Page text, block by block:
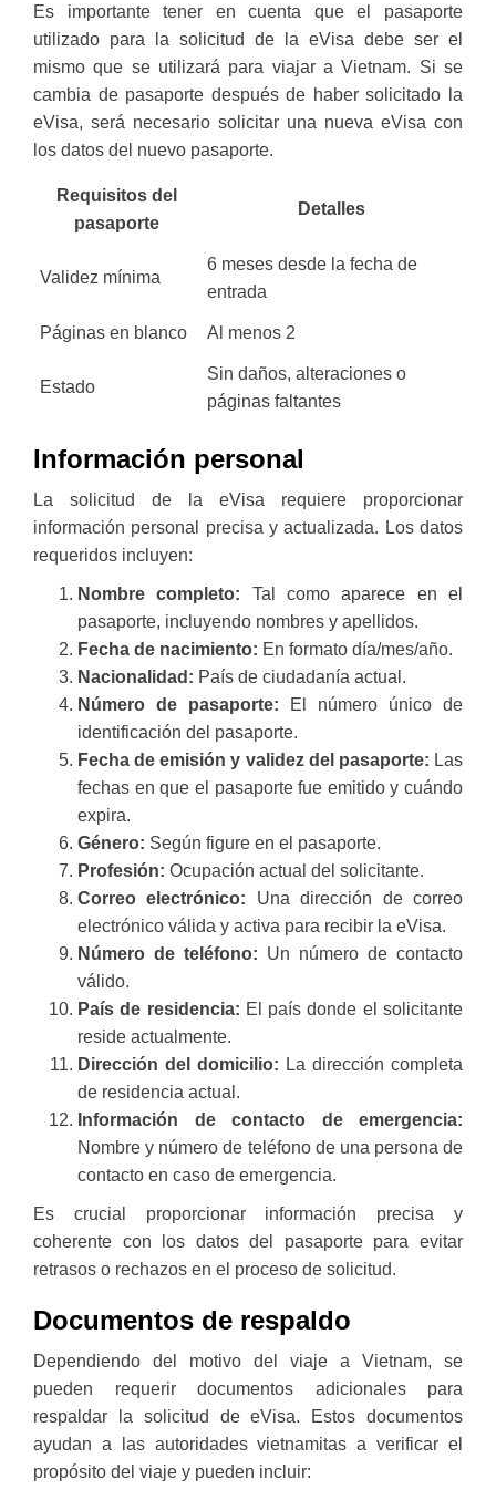
Es importante tener en cuenta que el pasaporte
utilizado para la solicitud de la eVisa debe ser el
mismo que se utilizará para viajar a Vietnam. Si se
cambia de pasaporte después de haber solicitado la
eVisa, será necesario solicitar una nueva eVisa con
los datos del nuevo pasaporte.
Requisitos del
pasaporte
Detalles
Validez mínima
6 meses desde la fecha de
entrada
Páginas en blanco Al menos 2
Estado
Sin daños, alteraciones o
páginas faltantes
Información personal
La solicitud de la eVisa requiere proporcionar
información personal precisa y actualizada. Los datos
requeridos incluyen:
Nombre completo: Tal como aparece en el
pasaporte, incluyendo nombres y apellidos.
Fecha de nacimiento: En formato día/mes/año.
Nacionalidad: País de ciudadanía actual.
Número de pasaporte: El número único de
identificación del pasaporte.
Fecha de emisión y validez del pasaporte: Las
fechas en que el pasaporte fue emitido y cuándo
expira.
Género: Según figure en el pasaporte.
Profesión: Ocupación actual del solicitante.
Correo electrónico: Una dirección de correo
electrónico válida y activa para recibir la eVisa.
Número de teléfono: Un número de contacto
válido.
País de residencia: El país donde el solicitante
reside actualmente.
Dirección del domicilio: La dirección completa
de residencia actual.
Información de contacto de emergencia:
Nombre y número de teléfono de una persona de
contacto en caso de emergencia.
Es crucial proporcionar información precisa y
coherente con los datos del pasaporte para evitar
retrasos o rechazos en el proceso de solicitud.
Documentos de respaldo
Dependiendo del motivo del viaje a Vietnam, se
pueden requerir documentos adicionales para
respaldar la solicitud de eVisa. Estos documentos
ayudan a las autoridades vietnamitas a verificar el
propósito del viaje y pueden incluir: